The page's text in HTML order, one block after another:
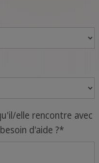
elle rencontre avec
d'aide ?*